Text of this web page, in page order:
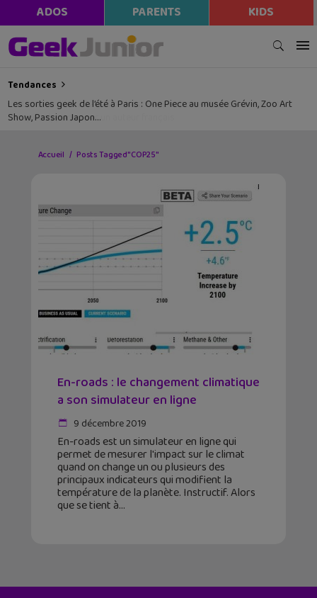
ADOS PARENTS KIDS
Tendances
Les sorties geek de l’été à Paris : One Piece au musée Grévin, Zoo Art
Show, Passion Japon…
Accueil Posts Tagged "COP25"
En-roads : le changement climatique
a son simulateur en ligne
9 décembre 2019
En-roads est un simulateur en ligne qui
permet de mesurer l'impact sur le climat
quand on change un ou plusieurs des
principaux indicateurs qui modifient la
température de la planète. Instructif. Alors
que se tient à